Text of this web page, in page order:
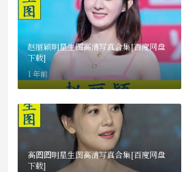
赵丽颖明星生图高清写真合集[百度网盘
下载]
1 年前
高圆圆明星生图高清写真合集[百度网盘
下载]